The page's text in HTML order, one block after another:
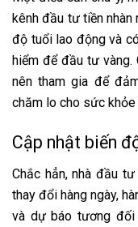
kênh đầu tư tiền
độ tuổi lao động và
hiểm để đầu tư vàng.
nên tham gia để
chăm lo cho sức khỏe
Cập nhật biến
Chắc hẳn, nhà đầu
thay đổi hàng ngày,
và dự báo tương đối